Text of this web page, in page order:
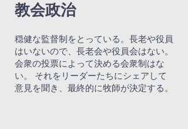
教会政治
穏健な監督制をとっている。長老や役員
はいないので、長老会や役員会はない。
会衆の投票によって決める会衆制はな
い。 それをリーダーたちにシェアして
意見を聞き、最終的に牧師が決定する。